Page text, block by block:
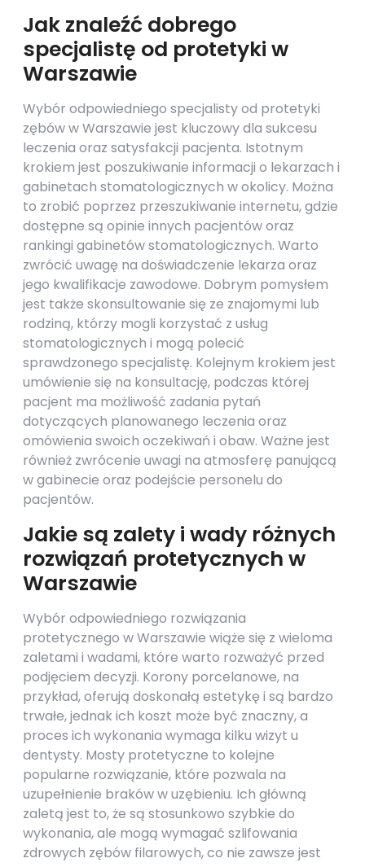
Jak znaleźć dobrego
specjalistę od protetyki w
Warszawie
Wybór odpowiedniego specjalisty od protetyki
zębów w Warszawie jest kluczowy dla sukcesu
leczenia oraz satysfakcji pacjenta. Istotnym
krokiem jest poszukiwanie informacji o lekarzach i
gabinetach stomatologicznych w okolicy. Można
to zrobić poprzez przeszukiwanie internetu, gdzie
dostępne są opinie innych pacjentów oraz
rankingi gabinetów stomatologicznych. Warto
zwrócić uwagę na doświadczenie lekarza oraz
jego kwalifikacje zawodowe. Dobrym pomysłem
jest także skonsultowanie się ze znajomymi lub
rodziną, którzy mogli korzystać z usług
stomatologicznych i mogą polecić
sprawdzonego specjalistę. Kolejnym krokiem jest
umówienie się na konsultację, podczas której
pacjent ma możliwość zadania pytań
dotyczących planowanego leczenia oraz
omówienia swoich oczekiwań i obaw. Ważne jest
również zwrócenie uwagi na atmosferę panującą
w gabinecie oraz podejście personelu do
pacjentów.
Jakie są zalety i wady różnych
rozwiązań protetycznych w
Warszawie
Wybór odpowiedniego rozwiązania
protetycznego w Warszawie wiąże się z wieloma
zaletami i wadami, które warto rozważyć przed
podjęciem decyzji. Korony porcelanowe, na
przykład, oferują doskonałą estetykę i są bardzo
trwałe, jednak ich koszt może być znaczny, a
proces ich wykonania wymaga kilku wizyt u
dentysty. Mosty protetyczne to kolejne
popularne rozwiązanie, które pozwala na
uzupełnienie braków w uzębieniu. Ich główną
zaletą jest to, że są stosunkowo szybkie do
wykonania, ale mogą wymagać szlifowania
zdrowych zębów filarowych, co nie zawsze jest